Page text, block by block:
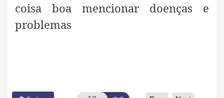
coisa boa mencionar doenças e
problemas